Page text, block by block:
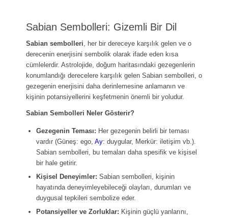
Sabian Sembolleri: Gizemli Bir Dil
Sabian sembolleri, her bir dereceye karşılık gelen ve o
derecenin enerjisini sembolik olarak ifade eden kısa
cümlelerdir. Astrolojide, doğum haritasındaki gezegenlerin
konumlandığı derecelere karşılık gelen Sabian sembolleri, o
gezegenin enerjisini daha derinlemesine anlamanın ve
kişinin potansiyellerini keşfetmenin önemli bir yoludur.
Sabian Sembolleri Neler Gösterir?
Gezegenin Teması: Her gezegenin belirli bir teması
vardır (Güneş: ego, Ay: duygular, Merkür: iletişim vb.).
Sabian sembolleri, bu temaları daha spesifik ve kişisel
bir hale getirir.
Kişisel Deneyimler: Sabian sembolleri, kişinin
hayatında deneyimleyebileceği olayları, durumları ve
duygusal tepkileri sembolize eder.
Potansiyeller ve Zorluklar: Kişinin güçlü yanlarını,